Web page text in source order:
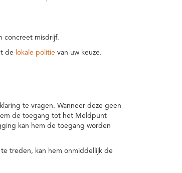
concreet misdrijf.
de lokale politie van uw keuze.
te vragen. Wanneer deze geen
de toegang tot het Meldpunt
kan hem de toegang worden
treden, kan hem onmiddellijk de